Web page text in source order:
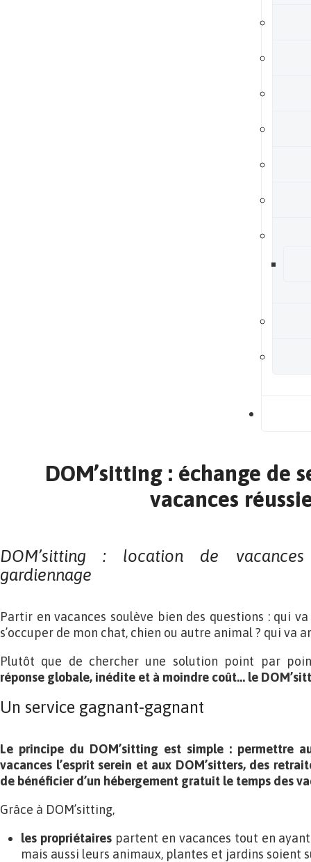
DOM’sitting : échange de
vacances
DOM’sitting : location de
gardiennage
Partir en vacances soulève bien des questions : qui
s’occuper de mon chat, chien ou autre animal ? qui va
Plutôt que de chercher une solution point par
réponse globale, inédite et à moindre coût… le
Un service gagnant-gagnant
Le principe du DOM’sitting est simple : permettre
vacances l’esprit serein et aux DOM’sitters, des
de bénéficier d’un hébergement gratuit le temps des
Grâce à DOM’sitting,
les propriétairespartent en vacances tout en
mais aussi leurs animaux, plantes et jardins soient